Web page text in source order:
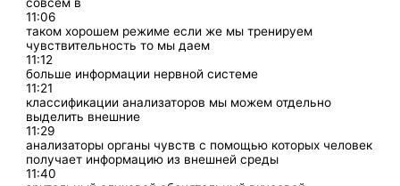
11:06
таком хорошем режиме если же мы тренируем
чувствительность то мы даем
11:12
больше информации нервной системе
11:21
классификации анализаторов мы можем отдельно
выделить внешние
11:29
анализаторы органы чувств с помощью которых человек
получает информацию из внешней среды
11:40